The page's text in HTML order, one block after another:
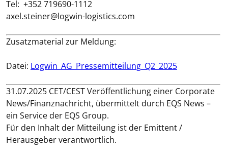
Tel: +352 719690-1112
axel.steiner@logwin-logistics.com
Zusatzmaterial zur Meldung:
Datei: Logwin_AG_Pressemitteilung_Q2_2025
31.07.2025 CET/CEST Veröffentlichung einer Corporate
News/Finanznachricht, übermittelt durch EQS News –
ein Service der EQS Group.
Für den Inhalt der Mitteilung ist der Emittent /
Herausgeber verantwortlich.